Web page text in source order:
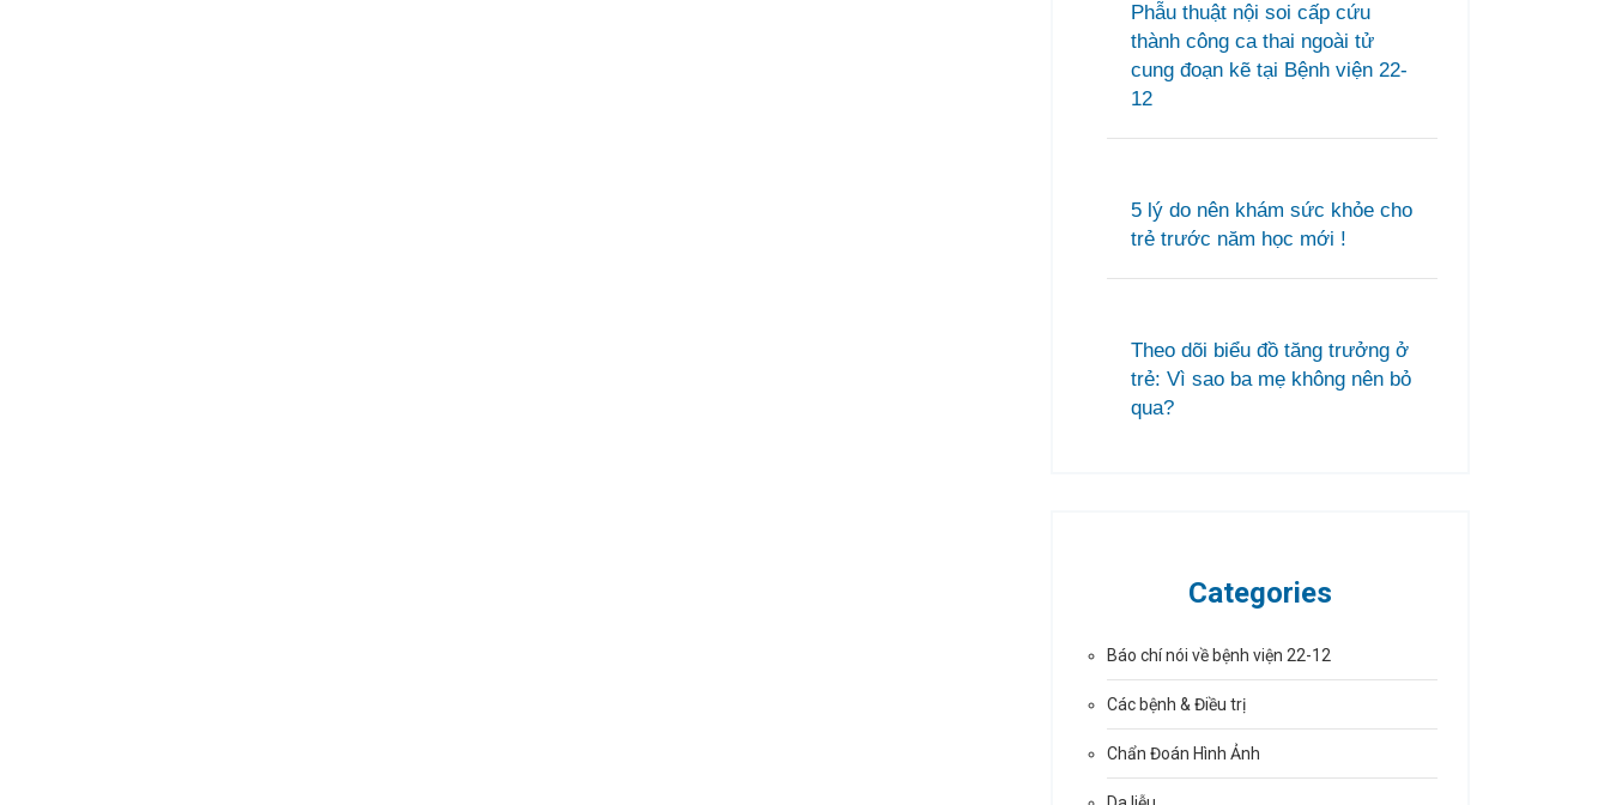
Phẫu thuật nội soi cấp cứu
thành công ca thai ngoài tử
cung đoạn kẽ tại Bệnh viện 22-
12
5 lý do nên khám sức khỏe cho
trẻ trước năm học mới !
Theo dõi biểu đồ tăng trưởng ở
trẻ: Vì sao ba mẹ không nên bỏ
qua?
Categories
Báo chí nói về bệnh viện 22-12
Các bệnh & Điều trị
Chẩn Đoán Hình Ảnh